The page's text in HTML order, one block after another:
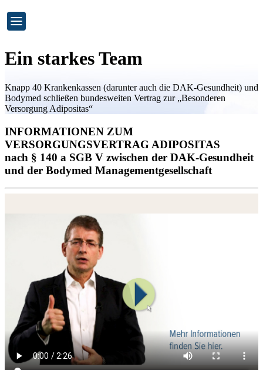
Ein starkes Team
Knapp 40 Krankenkassen (darunter auch die DAK-Gesundheit) und
Bodymed schließen bundesweiten Vertrag zur „Besonderen
Versorgung Adipositas“
INFORMATIONEN ZUM
VERSORGUNGSVERTRAG ADIPOSITAS
nach § 140 a SGB V zwischen der DAK-Gesundheit
und der Bodymed Managementgesellschaft